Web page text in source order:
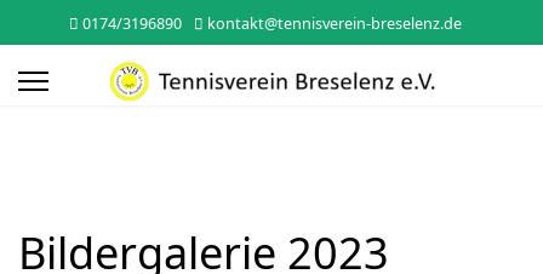
0174/3196890 kontakt@tennisverein-breselenz.de
Bildergalerie 2023